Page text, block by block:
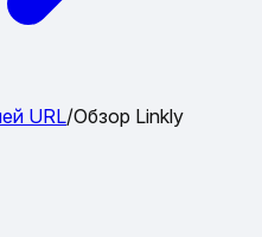
URL/Обзор Linkly